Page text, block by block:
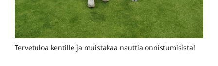
Tervetuloa kentille ja muistakaa nauttia onnistumisista!